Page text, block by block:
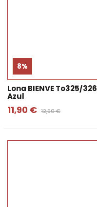
8%
Lona BIENVE To325/326
Azul
11,90 € 12,90 €